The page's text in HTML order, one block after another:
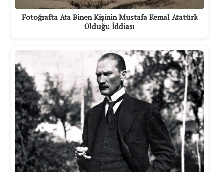
Fotoğrafta Ata Binen Kişinin Mustafa Kemal Atatürk
Olduğu İddiası